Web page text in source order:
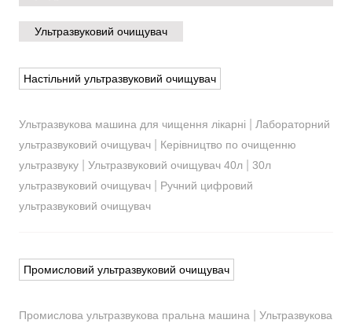
Ультразвуковий очищувач
Настільний ультразвуковий очищувач
Ультразвукова машина для чищення лікарні
Лабораторний
ультразвуковий очищувач| Керівництво по очищенню
ультразвуку| Ультразвуковий очищувач 40л
30л
ультразвуковий очищувач| Ручний цифровий
ультразвуковий очищувач
Промисловий ультразвуковий очищувач
Промислова ультразвукова пральна машина
Ультразвукова